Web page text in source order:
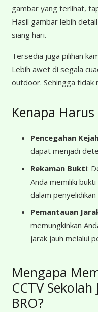
gambar yang terlihat,
Hasil gambar lebih
siang hari.
Tersedia juga pilihan
Lebih awet di segala
outdoor. Sehingga tidak
Kenapa
Pencegahan
dapat menjadi
Rekaman Bukti:
Anda memiliki
dalam penyelidikan
Pemantauan
memungkinkan
jarak jauh melalui
Mengapa
CCTV
BRO?